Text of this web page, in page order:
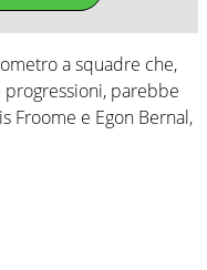
a squadre che,
parebbe
Froome e Egon Bernal,